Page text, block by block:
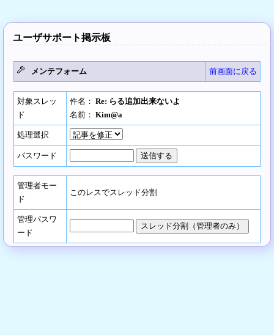
ユーザサポート掲示板
メンテフォーム 前画面に戻る
対象スレッ
ド
件名： Re: らる追加出来ないよ
名前： Kim@a
処理選択
パスワード
管理者モー
ド
このレスでスレッド分割
管理パスワ
ード